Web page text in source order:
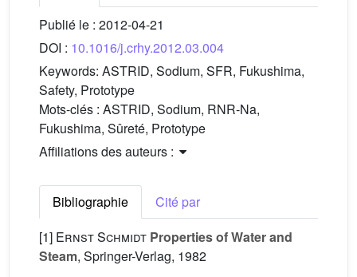
Publié le : 2012-04-21
DOI : 10.1016/j.crhy.2012.03.004
Keywords: ASTRID, Sodium, SFR, Fukushima,
Safety, Prototype
Mots-clés : ASTRID, Sodium, RNR-Na,
Fukushima, Sûreté, Prototype
Affiliations des auteurs :
Bibliographie
Cité par
[1] Ernst Schmidt Properties of Water and
Steam, Springer-Verlag, 1982